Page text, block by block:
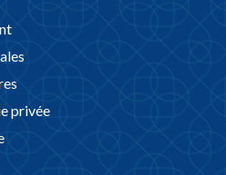
privée